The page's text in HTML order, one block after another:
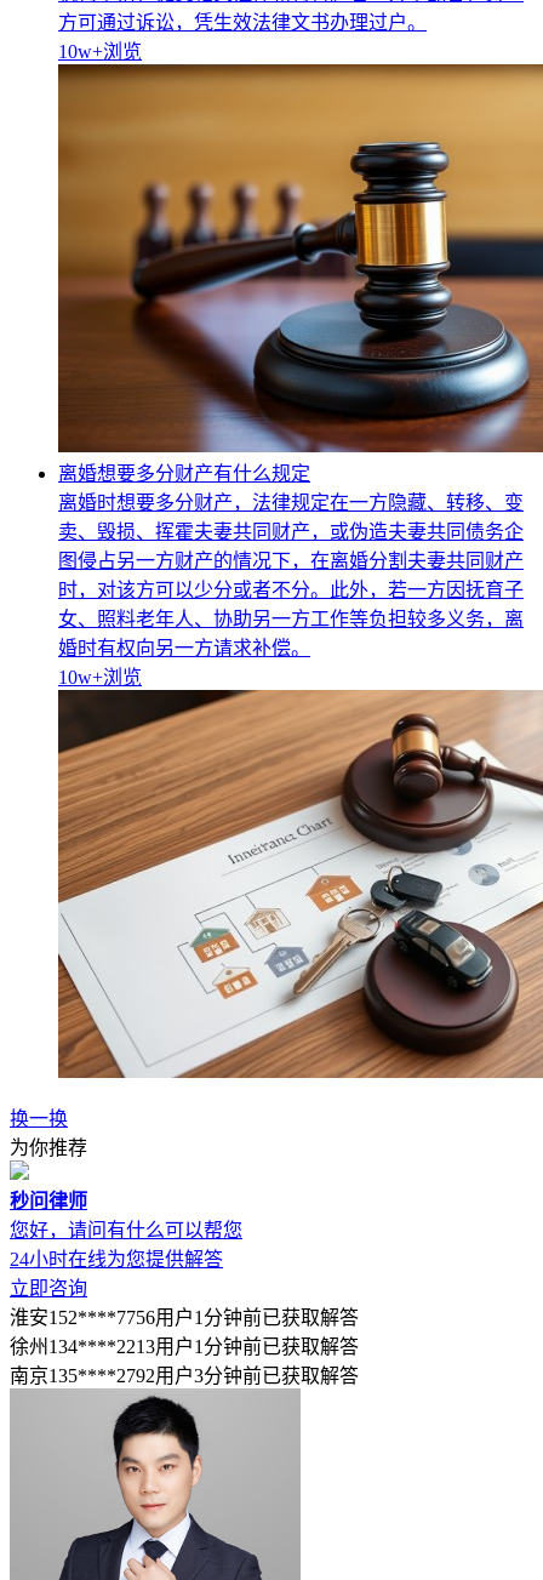
方可通过诉讼，凭生效法律文书办理过户。
10w+浏览
离婚想要多分财产有什么规定
离婚时想要多分财产，法律规定在一方隐藏、转移、变
卖、毁损、挥霍夫妻共同财产，或伪造夫妻共同债务企
图侵占另一方财产的情况下，在离婚分割夫妻共同财产
时，对该方可以少分或者不分。此外，若一方因抚育子
女、照料老年人、协助另一方工作等负担较多义务，离
婚时有权向另一方请求补偿。
10w+浏览
换一换
为你推荐
秒问律师
您好，请问有什么可以帮您
24小时在线为您提供解答
立即咨询
淮安152****7756用户1分钟前已获取解答
徐州134****2213用户1分钟前已获取解答
南京135****2792用户3分钟前已获取解答